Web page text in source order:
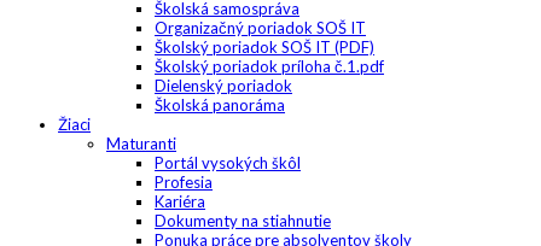
Školská samospráva
Organizačný poriadok SOŠ IT
Školský poriadok SOŠ IT (PDF)
Školský poriadok príloha č.1.pdf
Dielenský poriadok
Školská panoráma
Žiaci
Maturanti
Portál vysokých škôl
Profesia
Kariéra
Dokumenty na stiahnutie
Ponuka práce pre absolventov školy